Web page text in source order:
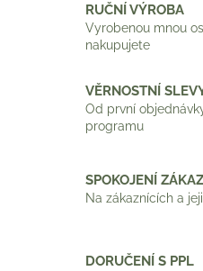
RUČNÍ VÝROBA
Vyrobenou mnou
nakupujete
VĚRNOSTNÍ
Od první
programu
SPOKOJENÍ
Na zákaznících a
DORUČENÍ S PPL